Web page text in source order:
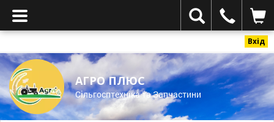
Вхід
АГРО ПЛЮС
Cільгосптехніка та Запчастини